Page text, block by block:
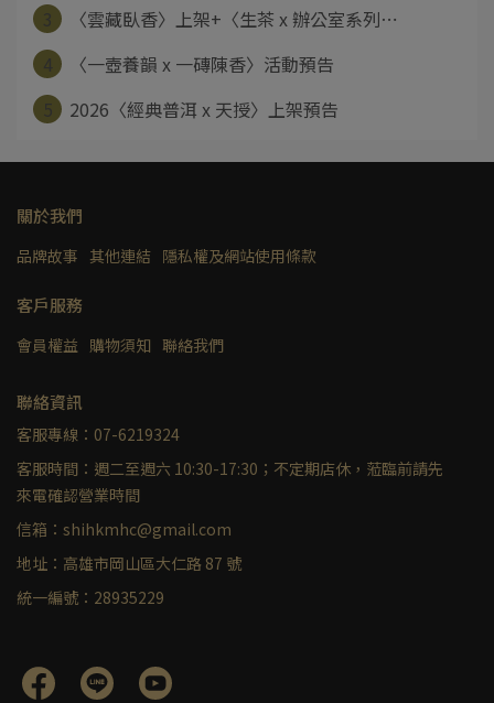
〈雲藏臥香〉上架+〈生茶 x 辦公室系列⋯
〈一壺養韻 x 一磚陳香〉活動預告
2026〈經典普洱 x 天授〉上架預告
關於我們
品牌故事 其他連結 隱私權及網站使用條款
客戶服務
會員權益 購物須知 聯絡我們
聯絡資訊
客服專線：07-6219324
客服時間：週二至週六 10:30-17:30；不定期店休，蒞臨前請先
來電確認營業時間
信箱：shihkmhc@gmail.com
地址：高雄市岡山區大仁路 87 號
統一編號：28935229